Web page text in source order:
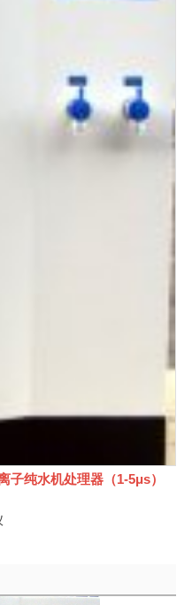
子纯水机处理器（1-5μs）